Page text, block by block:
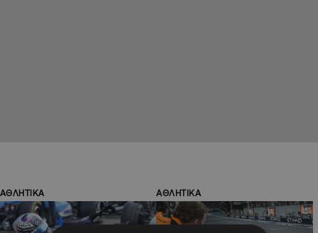
ΑΘΛΗΤΙΚΑ ΑΘΛΗΤΙΚΑ